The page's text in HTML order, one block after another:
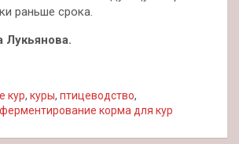
раньше срока.
Лукьянова.
кур, куры, птицеводство,
ферментирование корма для кур